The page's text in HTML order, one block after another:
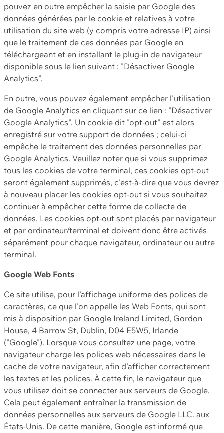
pouvez en outre empêcher la saisie par Google des
données générées par le cookie et relatives à votre
utilisation du site web (y compris votre adresse IP) ainsi
que le traitement de ces données par Google en
téléchargeant et en installant le plug-in de navigateur
disponible sous le lien suivant : "Désactiver Google
Analytics".
En outre, vous pouvez également empêcher l'utilisation
de Google Analytics en cliquant sur ce lien : "Désactiver
Google Analytics". Un cookie dit "opt-out" est alors
enregistré sur votre support de données ; celui-ci
empêche le traitement des données personnelles par
Google Analytics. Veuillez noter que si vous supprimez
tous les cookies de votre terminal, ces cookies opt-out
seront également supprimés, c'est-à-dire que vous devrez
à nouveau placer les cookies opt-out si vous souhaitez
continuer à empêcher cette forme de collecte de
données. Les cookies opt-out sont placés par navigateur
et par ordinateur/terminal et doivent donc être activés
séparément pour chaque navigateur, ordinateur ou autre
terminal.
Google Web Fonts
Ce site utilise, pour l'affichage uniforme des polices de
caractères, ce que l'on appelle les Web Fonts, qui sont
mis à disposition par Google Ireland Limited, Gordon
House, 4 Barrow St, Dublin, D04 E5W5, Irlande
("Google"). Lorsque vous consultez une page, votre
navigateur charge les polices web nécessaires dans le
cache de votre navigateur, afin d'afficher correctement
les textes et les polices. À cette fin, le navigateur que
vous utilisez doit se connecter aux serveurs de Google.
Cela peut également entraîner la transmission de
données personnelles aux serveurs de Google LLC. aux
États-Unis. De cette manière, Google est informé que